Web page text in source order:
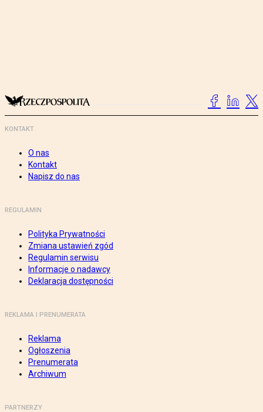
KONTAKT
O nas
Kontakt
Napisz do nas
REGULAMIN
Polityka Prywatności
Zmiana ustawień zgód
Regulamin serwisu
Informacje o nadawcy
Deklaracja dostępności
REKLAMA I PRENUMERATA
Reklama
Ogłoszenia
Prenumerata
Archiwum
PARTNERZY